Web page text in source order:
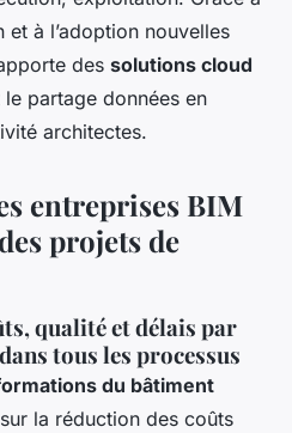
et à l’adoption nouvelles
des solutions cloud
partage données en
architectes.
entreprises BIM
projets de
qualité et délais par
tous les processus
du bâtiment
la réduction des coûts